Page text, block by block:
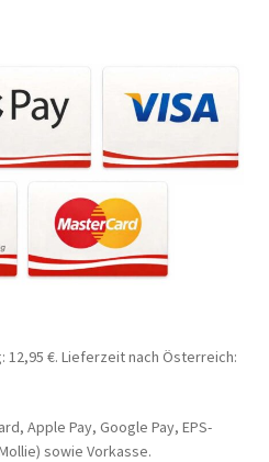
€. Lieferzeit nach Österreich:
Apple Pay, Google Pay, EPS-
sowie Vorkasse.